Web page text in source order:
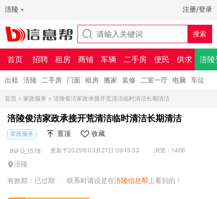
涪陵 注册/登录
首页 招聘 租房 商铺 车辆 二手房 便民 供求 涪陵
出租 涪陵 二手房 门面 租房 搬家 装修 二室一厅 电脑 车位
首页 > 家政服务 > 涪陵俊洁家政承接开荒清洁临时清洁长期清洁
涪陵俊洁家政承接开荒清洁临时清洁长期清洁
家政服务 置顶 收藏
INFO_1578 更新于2025年03月27日 09:15:33 浏览：1466
涪陵
有效期：已过期
联系时请说是在涪陵信息帮 上看到的！